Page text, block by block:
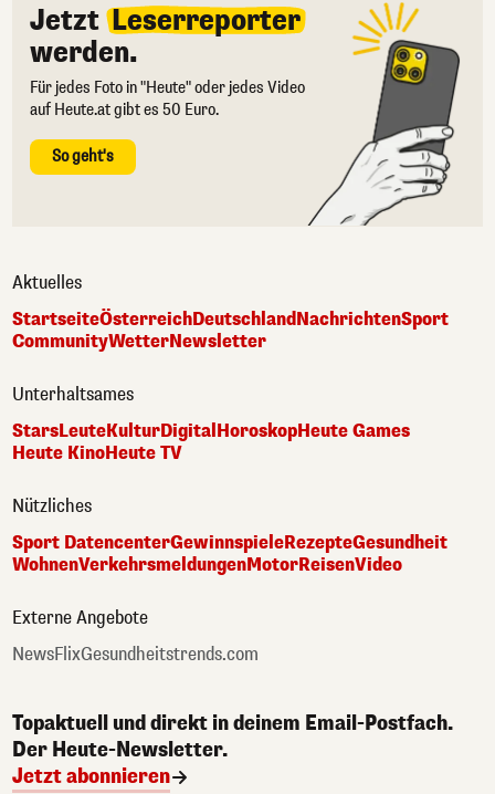
Jetzt Leserreporter
werden.
Für jedes Foto in "Heute" oder jedes Video
auf Heute.at gibt es 50 Euro.
So geht's
Aktuelles
StartseiteÖsterreichDeutschlandNachrichtenSport
CommunityWetterNewsletter
Unterhaltsames
StarsLeuteKulturDigital HoroskopHeute Games
Heute KinoHeute TV
Nützliches
Sport DatencenterGewinnspieleRezepteGesundheit
WohnenVerkehrsmeldungenMotorReisenVideo
Externe Angebote
NewsFlixGesundheitstrends.com
Topaktuell und direkt in deinem Email-Postfach.
Der Heute-Newsletter.
Jetzt abonnieren